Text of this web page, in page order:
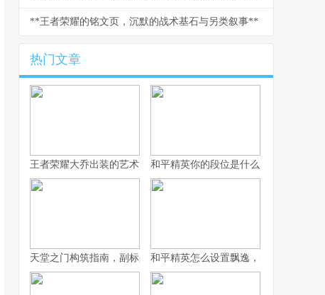
**王者荣耀的铭文页，沉默的战术基石与另类叙事**
热门文章
王者荣耀大乔出装的艺术，辅助之核的战术抉择
和平精英你的段位是什么：一段段位承
天堂之门构筑指南，副标题，通往云端的幻想之路
和平精英怎么设置飘逸，实战身法操控